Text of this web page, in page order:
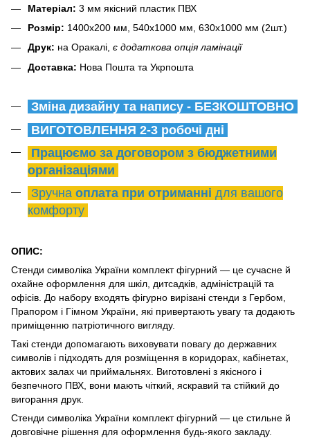
Матеріал: 3 мм якісний пластик ПВХ
Розмір: 1400х200 мм, 540х1000 мм, 630х1000 мм (2шт.)
Друк: на Оракалі, є додаткова опція ламінації
Доставка: Нова Пошта та Укрпошта
Зміна дизайну та напису - БЕЗКОШТОВНО
ВИГОТОВЛЕННЯ 2-3 робочі дні
Працюємо за договором з бюджетними
організаціями
Зручна оплата при отриманні для вашого
комфорту
ОПИС:
Стенди символіка України комплект фігурний — це сучасне й
охайне оформлення для шкіл, дитсадків, адміністрацій та
офісів. До набору входять фігурно вирізані стенди з Гербом,
Прапором і Гімном України, які привертають увагу та додають
приміщенню патріотичного вигляду.
Такі стенди допомагають виховувати повагу до державних
символів і підходять для розміщення в коридорах, кабінетах,
актових залах чи приймальнях. Виготовлені з якісного і
безпечного ПВХ, вони мають чіткий, яскравий та стійкий до
вигорання друк.
Стенди символіка України комплект фігурний — це стильне й
довговічне рішення для оформлення будь-якого закладу.